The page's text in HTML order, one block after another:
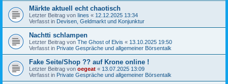
Märkte aktuell echt chaotisch
Letzter Beitrag von Iines « 12.12.2025 13:34
Verfasst in Devisen, Geldmarkt und Konjunktur
Nachtti schlampen
Letzter Beitrag von The Ghost of Elvis « 13.10.2025 19:50
Verfasst in Private Gespräche und allgemeiner Börsentalk
Fake Seite/Shop ?? auf Krone online !
Letzter Beitrag von oegeat « 13.07.2025 13:09
Verfasst in Private Gespräche und allgemeiner Börsentalk